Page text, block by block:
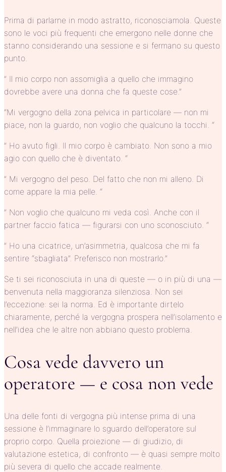
Prima di parlarne in modo astratto, riconosciamola. Queste
sono le voci più frequenti che emergono nelle donne che
stanno considerando una sessione e si fermano su questo
punto.
” Il mio corpo non assomiglia a quello che immagino
dovrebbe avere una donna che fa queste cose.”
“Mi vergogno della zona pelvica in particolare — non mi
piace, non la guardo, non voglio che qualcuno la tocchi. “
” Ho avuto figli. Il mio corpo è cambiato. Non sono a mio
agio con quello che è diventato. “
” Mi vergogno del peso. Del fatto che non mi alleno. Di
come appare la mia pelle. “
” Non voglio che qualcuno mi veda così. Anche con il
partner faccio fatica — figurarsi con uno sconosciuto. “
” Ho una cicatrice, un’asimmetria, qualcosa che mi fa
sentire “sbagliata”. Preferisco non mostrarlo.”
Se ti sei riconosciuta in una di queste — o in più di una —
benvenuta nella maggioranza silenziosa. Non sei
l’eccezione: sei la norma. Ed è importante dirtelo
chiaramente, perché la vergogna prospera nell’isolamento e
nell’idea che le altre non abbiano questo problema.
Cosa vede davvero un
operatore — e cosa non vede
Una delle fonti di vergogna più intense prima di una
sessione è l’immaginare lo sguardo dell’operatore sul
proprio corpo. Quella proiezione — di giudizio, di
valutazione estetica, di confronto — è quasi sempre molto
più severa di quello che accade realmente.